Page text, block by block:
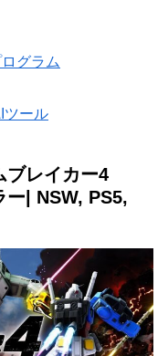
グラム
ツール
ブレイカー4
ー| NSW, PS5,